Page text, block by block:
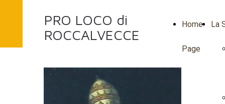
Home
Page
La
PRO LOCO di
ROCCALVECCE